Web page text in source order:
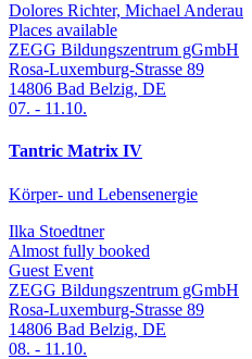
Dolores Richter, Michael Anderau
Places available
ZEGG Bildungszentrum gGmbH
Rosa-Luxemburg-Strasse 89
14806 Bad Belzig, DE
07. - 11.10.
Tantric Matrix IV
Körper- und Lebensenergie
Ilka Stoedtner
Almost fully booked
Guest Event
ZEGG Bildungszentrum gGmbH
Rosa-Luxemburg-Strasse 89
14806 Bad Belzig, DE
08. - 11.10.